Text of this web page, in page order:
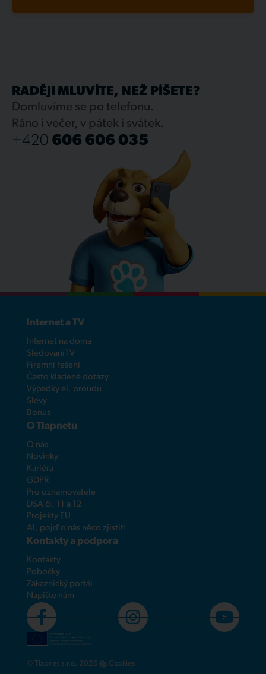
RADĚJI MLUVÍTE, NEŽ PÍŠETE?
Domluvíme se po telefonu.
Ráno i večer, v pátek i svátek.
+420 606 606 035
Internet a TV
Internet na doma
SledovaniTV
Firemní řešení
Často kladené dotazy
Výpadky el. proudu
Slevy
Bonus
O Tlapnetu
O nás
Novinky
Kariéra
GDPR
Pro oznamovatele
DSA čl. 11 a 12
Projekty EU
AI, pojď o nás něco zjistit!
Kontakty a podpora
Kontakty
Pobočky
Zákaznický portál
Napište nám
© Tlapnet s.r.o. 2026 Cookies